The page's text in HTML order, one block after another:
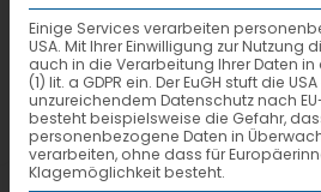
Einige Services verarbeiten
USA. Mit Ihrer Einwilligung zur Nutzung
auch in die Verarbeitung Ihrer Daten in
(1) lit. a GDPR ein. Der EuGH stuft die
unzureichendem Datenschutz nach
besteht beispielsweise die Gefahr,
personenbezogene Daten in
verarbeiten, ohne dass für
Klagemöglichkeit besteht.